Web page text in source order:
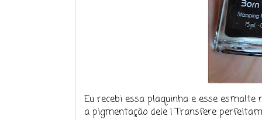
Eu recebi essa plaquinha e esse esmalte
a pigmentação dele ! Transfere